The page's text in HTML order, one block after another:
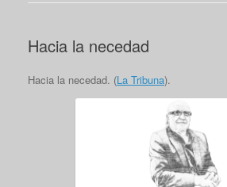
Hacia la necedad
Hacia la necedad. (La Tribuna).